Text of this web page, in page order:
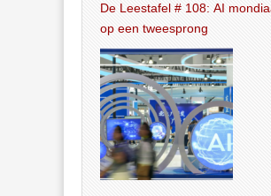
De Leestafel # 108: AI mondiaal
op een tweesprong